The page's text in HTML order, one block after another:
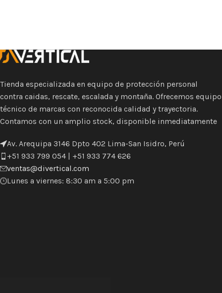
Tienda especializada en equipo de protección personal
contra caidas, rescate, escalada y montaña. Ofrecemos equipo
técnico de marcas con reconocida calidad y trayectoria.
Contamos con un amplio stock, disponible inmediatamente
Av. Arequipa 3146 Dpto 402 Lima-San Isidro, Perú
+51 933 799 054 | +51 933 774 626
ventas@divertical.com
Lunes a viernes: 8:30 am a 5:00 pm